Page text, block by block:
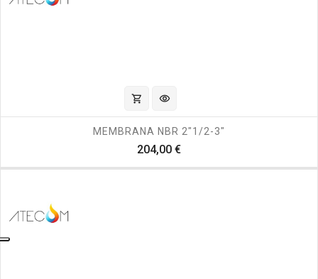
shopping_cart visibility
MEMBRANA NBR 2"1/2-3"
204,00 €Prezzo